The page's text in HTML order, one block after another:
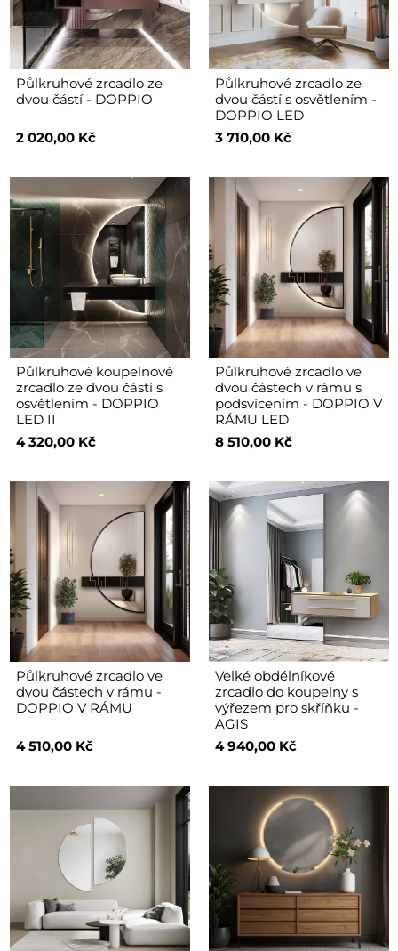
Půlkruhové zrcadlo ze
dvou částí - DOPPIO
2 020,00 Kč
Půlkruhové zrcadlo ze
dvou částí s osvětlením -
DOPPIO LED
3 710,00 Kč
Půlkruhové koupelnové
zrcadlo ze dvou částí s
osvětlením - DOPPIO
LED II
4 320,00 Kč
Půlkruhové zrcadlo ve
dvou částech v rámu s
podsvícením - DOPPIO V
RÁMU LED
8 510,00 Kč
Půlkruhové zrcadlo ve
dvou částech v rámu -
DOPPIO V RÁMU
4 510,00 Kč
Velké obdélníkové
zrcadlo do koupelny s
výřezem pro skříňku -
AGIS
4 940,00 Kč